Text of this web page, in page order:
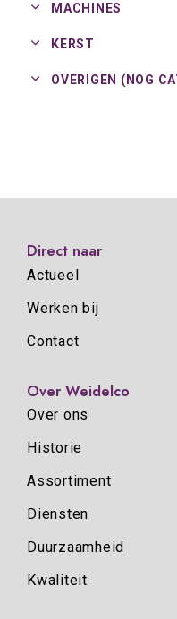
MACHINES
KERST
OVERIGEN (NOG
Direct naar
Actueel
Werken bij
Contact
Over Weidelco
Over ons
Historie
Assortiment
Diensten
Duurzaamheid
Kwaliteit